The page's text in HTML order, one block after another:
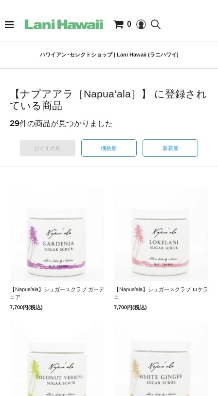
0
ハワイアン･セレクトショップ | Lani Hawaii (ラニハワイ)
【ナプアアラ［Napua’ala］】 に登録され
ている商品
29件の商品が見つかりました
おすすめ順 価格順 新着順
【Napua’ala】シュガースクラブ ガーデ
ニア
7,700円(税込)
【Napua’ala】シュガースクラブ ロケラ
ニ
7,700円(税込)